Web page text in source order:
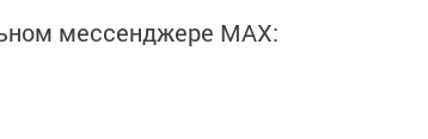
мессенджере MАХ: